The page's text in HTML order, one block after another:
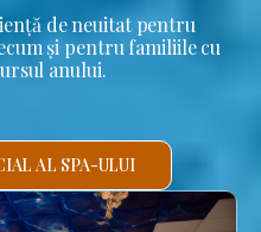
de neuitat pentru
și pentru familiile cu
anului.
AL SPA-ULUI